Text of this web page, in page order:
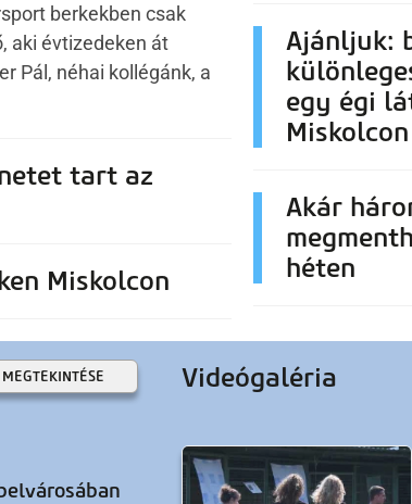
berkekben csak
aki évtizedeken át
Pál, néhai kollégánk, a
tart az
Miskolcon
Ajánljuk:
egy égi
Miskolcon
Akár
héten
Videógaléria